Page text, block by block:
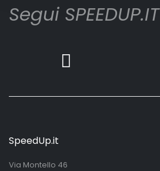
Segui SPEEDUP.IT
SpeedUp.it
Via Montello 46